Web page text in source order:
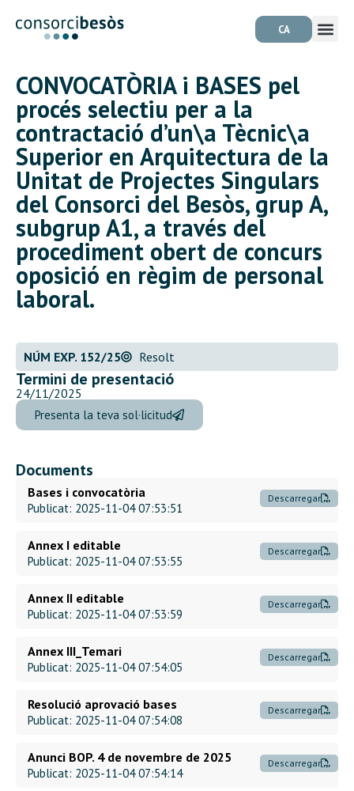
CA
CONVOCATÒRIA i BASES pel
procés selectiu per a la
contractació d’un\a Tècnic\a
Superior en Arquitectura de la
Unitat de Projectes Singulars
del Consorci del Besòs, grup A,
subgrup A1, a través del
procediment obert de concurs
oposició en règim de personal
laboral.
NÚM EXP. 152/25 Resolt
Termini de presentació
24/11/2025
Presenta la teva sol·licitud
Documents
Bases i convocatòria Descarregar
Publicat: 2025-11-04 07:53:51
Annex I editable Descarregar
Publicat: 2025-11-04 07:53:55
Annex II editable Descarregar
Publicat: 2025-11-04 07:53:59
Annex III_Temari Descarregar
Publicat: 2025-11-04 07:54:05
Resolució aprovació bases Descarregar
Publicat: 2025-11-04 07:54:08
Anunci BOP. 4 de novembre de 2025 Descarregar
Publicat: 2025-11-04 07:54:14